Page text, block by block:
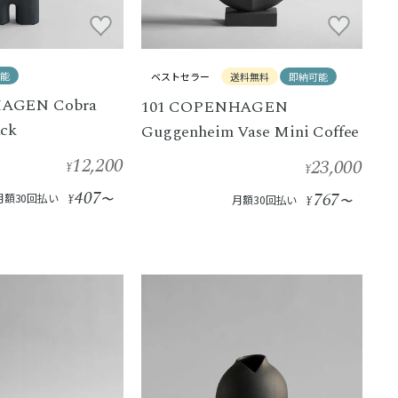
Cobra
¥12,200
額30回払い ¥407〜
ベストセラー 送料無料 即納可能
101 COPENHAGEN
Guggenheim Vase Mini Coffee
¥23,000
月額30回払い ¥767〜